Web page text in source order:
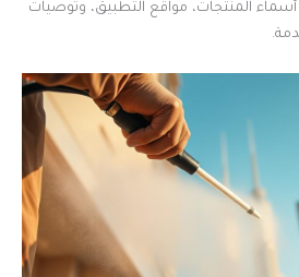
المنتجات، مواقع التطبيق، وتوصيات